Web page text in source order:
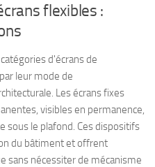
flexibles :
d'écrans de
leur mode de
Les écrans fixes
visibles en permanence,
sous le plafond. Ces dispositifs
du bâtiment et offrent
sans nécessiter de mécanisme